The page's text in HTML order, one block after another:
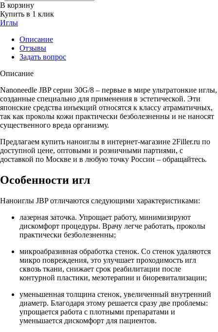
В корзину
Купить в 1 клик
Иглы
Описание
Отзывы
Задать вопрос
Описание
Nanoneedle JBP серии 30G/8 – первые в мире ультратонкие иглы,
созданные специально для применения в эстетической. Эти
японские средства инъекций относятся к классу атраматичных,
так как проколы кожи практически безболезненны и не наносят
существенного вреда организму.
Предлагаем купить наноиглы в интернет-магазине 2Filler.ru по
доступной цене, оптовыми и розничными партиями, с
доставкой по Москве и в любую точку России – обращайтесь.
Особенности игл
Наноиглы JBP отличаются следующими характеристиками:
лазерная заточка. Упрощает работу, минимизируют
дискомфорт процедуры. Врачу легче работать, проколы
практически безболезненны;
микроабразивная обработка стенок. Со стенок удаляются
микро повреждения, это улучшает проходимость игл
сквозь ткани, снижает срок реабилитации после
контурной пластики, мезотерапии и биоревитализации;
уменьшенная толщина стенок, увеличенный внутренний
диаметр. Благодаря этому решается сразу две проблемы:
упрощается работа с плотными препаратами и
уменьшается дискомфорт для пациентов.